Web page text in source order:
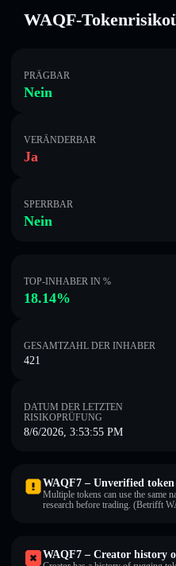
WAQF-
PRÄGBAR
Nein
VERÄNDERBAR
Ja
SPERRBAR
Nein
TOP-INHABER IN %
18.14%
GESAMTZAHL DER INHABER
421
DATUM DER LETZTEN
RISIKOPRÜFUNG
8/6/2026, 3:53:55 PM
WAQF7 – Unverified token
Multiple tokens can use the same
research before trading. (Betrifft
WAQF7 – Creator history